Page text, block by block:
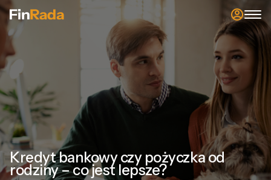
Kredyt bankowy czy pożyczka od
rodziny – co jest lepsze?